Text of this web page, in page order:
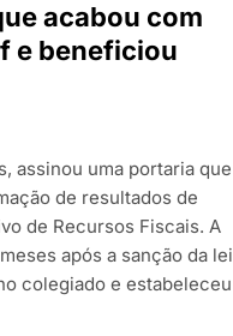
acabou com
e beneficiou
assinou uma portaria que
de resultados de
de Recursos Fiscais. A
após a sanção da lei
colegiado e estabeleceu